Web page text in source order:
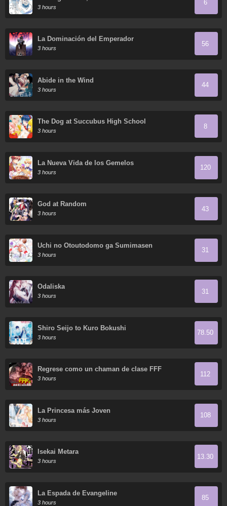
3 hours
6
La Dominación del Emperador
3 hours
56
Abide in the Wind
3 hours
44
The Dog at Succubus High School
3 hours
8
La Nueva Vida de los Gemelos
3 hours
120
God at Random
3 hours
43
Uchi no Otoutodomo ga Sumimasen
3 hours
31
Odaliska
3 hours
31
Shiro Seijo to Kuro Bokushi
3 hours
78.50
Regrese como un chaman de clase FFF
3 hours
112
La Princesa más Joven
3 hours
108
Isekai Metara
3 hours
13.30
La Espada de Evangeline
3 hours
85